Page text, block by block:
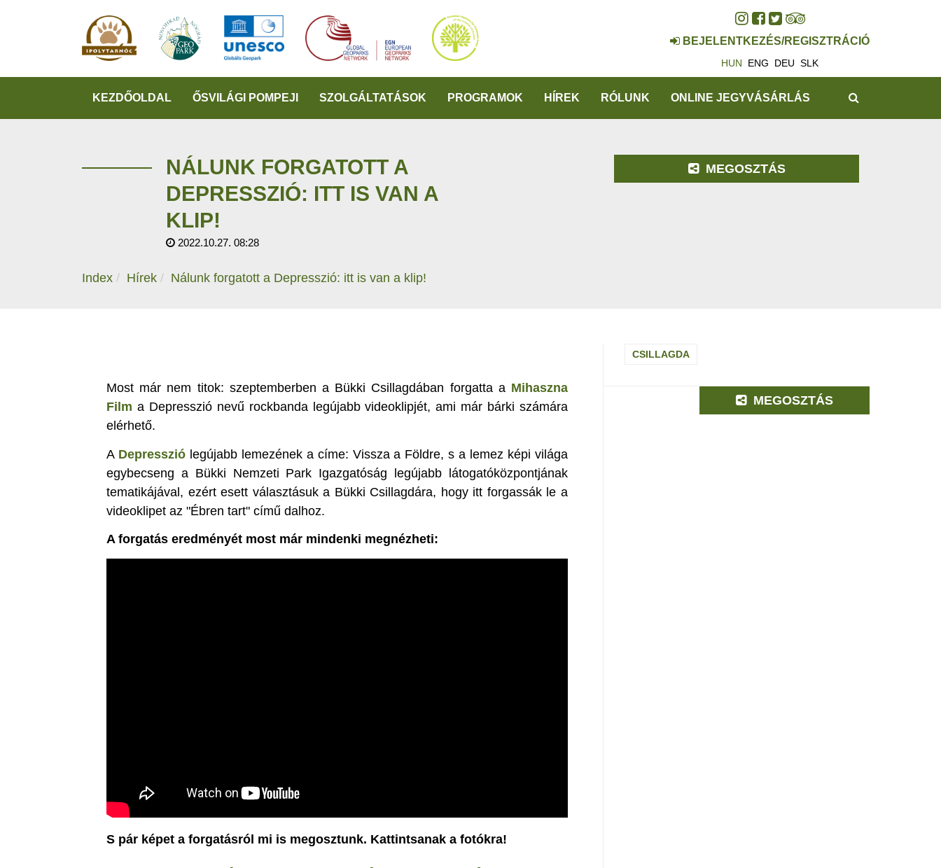
BEJELENTKEZÉS/REGISZTRÁCIÓ
HUN ENG DEU SLK
KEZDŐOLDAL ŐSVILÁGI POMPEJI SZOLGÁLTATÁSOK PROGRAMOK HÍREK RÓLUNK ONLINE JEGYVÁSÁRLÁS
NÁLUNK FORGATOTT A
DEPRESSZIÓ: ITT IS VAN A
KLIP!
2022.10.27. 08:28
Index Hírek Nálunk forgatott a Depresszió: itt is van a klip!
MEGOSZTÁS
Most már nem titok: szeptemberben a Bükki Csillagdában forgatta a Mihaszna
Film a Depresszió nevű rockbanda legújabb videoklipjét, ami már bárki számára
elérhető.
A Depressziólegújabb lemezének a címe: Vissza a Földre, s a lemez képi világa
egybecseng a Bükki Nemzeti Park Igazgatóság legújabb látogatóközpontjának
tematikájával, ezért esett választásuk a Bükki Csillagdára, hogy itt forgassák le a
videoklipet az "Ébren tart" című dalhoz.
A forgatás eredményét most már mindenki megnézheti:
S pár képet a forgatásról mi is megosztunk. Kattintsanak a fotókra!
CSILLAGDA
MEGOSZTÁS